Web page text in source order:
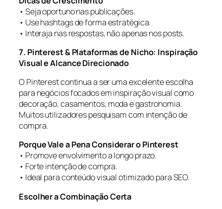
• Seja oportuno nas publicações.
• Use hashtags de forma estratégica.
• Interaja nas respostas, não apenas nos posts.
7. Pinterest & Plataformas de Nicho: Inspiração
Visual e Alcance Direcionado
O Pinterest continua a ser uma excelente escolha
para negócios focados em inspiração visual como
decoração, casamentos, moda e gastronomia.
Muitos utilizadores pesquisam com intenção de
compra.
Porque Vale a Pena Considerar o Pinterest
• Promove envolvimento a longo prazo.
• Forte intenção de compra.
• Ideal para conteúdo visual otimizado para SEO.
Escolher a Combinação Certa